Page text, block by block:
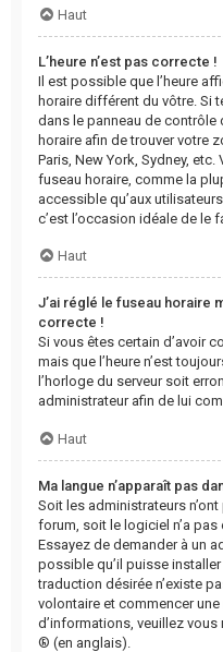
Haut
L’heure n’est pas correcte !
Il est possible que l’heure
horaire différent du vôtre. Si
dans le panneau de contrôle
horaire afin de trouver votre
Paris, New York, Sydney,
fuseau horaire, comme la
accessible qu’aux
c’est l’occasion idéale de le
Haut
J’ai réglé le fuseau horaire
correcte !
Si vous êtes certain d’avoir
mais que l’heure n’est
l’horloge du serveur soit
administrateur afin de lui
Haut
Ma langue n’apparaît pas
Soit les administrateurs
forum, soit le logiciel n’a
Essayez de demander à un
possible qu’il puisse
traduction désirée n’existe
volontaire et commencer
d’informations, veuillez vous
® (en anglais).